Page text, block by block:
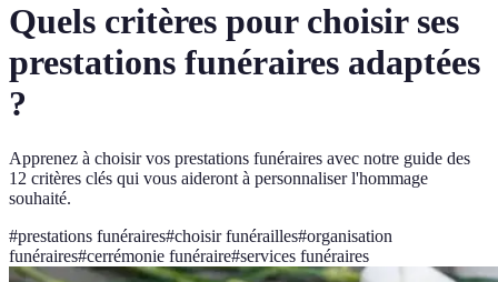
Quels critères pour choisir ses
prestations funéraires adaptées
?
Apprenez à choisir vos prestations funéraires avec notre guide des
12 critères clés qui vous aideront à personnaliser l'hommage
souhaité.
#prestations funéraires#choisir funérailles#organisation
funéraires#cerrémonie funéraire#services funéraires